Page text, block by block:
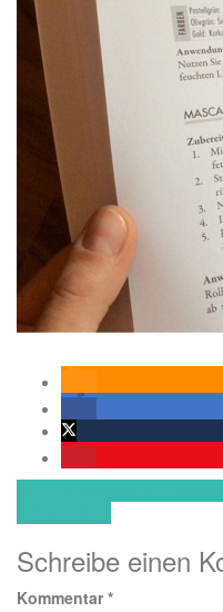
Schreibe einen
Kommentar *